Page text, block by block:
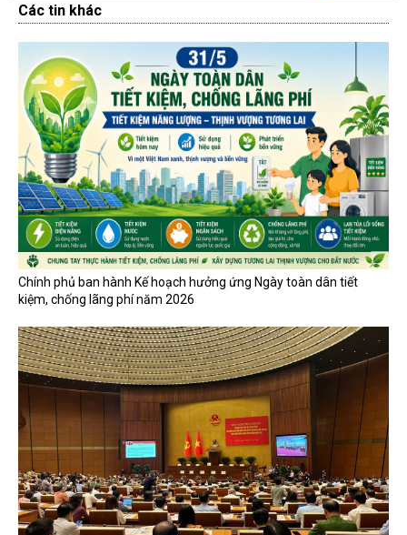
Các tin khác
Chính phủ ban hành Kế hoạch hưởng ứng Ngày toàn dân tiết
kiệm, chống lãng phí năm 2026